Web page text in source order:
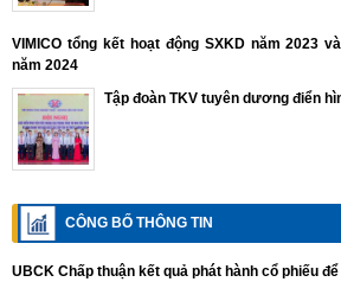
VIMICO tổng kết hoạt động SXKD năm 2023
năm 2024
Tập đoàn TKV tuyên dương điển
CÔNG BỐ THÔNG TIN
UBCK Chấp thuận kết quả phát hành cổ phiếu